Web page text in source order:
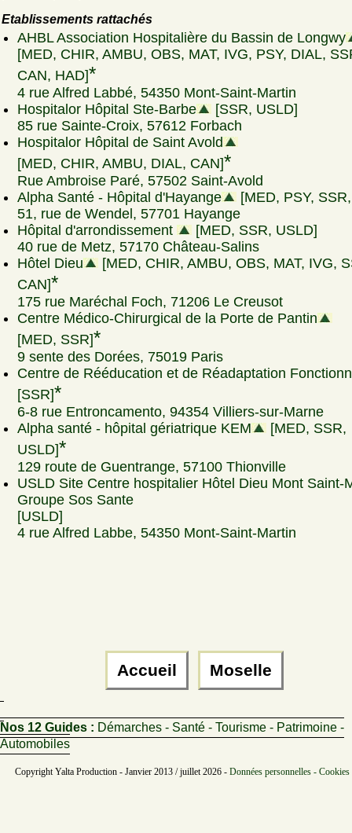
Etablissements rattachés
AHBL Association Hospitalière du Bassin de Longwy
[MED, CHIR, AMBU, OBS, MAT, IVG, PSY, DIAL,
CAN, HAD]*
4 rue Alfred Labbé, 54350 Mont-Saint-Martin
Hospitalor Hôpital Ste-Barbe
[SSR, USLD]
85 rue Sainte-Croix, 57612 Forbach
Hospitalor Hôpital de Saint Avold
[MED, CHIR, AMBU, DIAL, CAN]*
Rue Ambroise Paré, 57502 Saint-Avold
Alpha Santé - Hôpital d'Hayange
[MED, PSY,
51, rue de Wendel, 57701 Hayange
Hôpital d'arrondissement
[MED, SSR, USLD]
40 rue de Metz, 57170 Château-Salins
Hôtel Dieu
[MED, CHIR, AMBU, OBS, MAT, IVG,
CAN]*
175 rue Maréchal Foch, 71206 Le Creusot
Centre Médico-Chirurgical de la Porte de Pantin
[MED, SSR]*
9 sente des Dorées, 75019 Paris
Centre de Rééducation et de Réadaptation
[SSR]*
6-8 rue Entroncamento, 94354 Villiers-sur-Marne
Alpha santé - hôpital gériatrique KEM
[MED, SSR,
USLD]*
129 route de Guentrange, 57100 Thionville
USLD Site Centre hospitalier Hôtel Dieu Mont Saint-
Groupe Sos Sante
[USLD]
4 rue Alfred Labbe, 54350 Mont-Saint-Martin
Accueil Moselle
Nos 12 Guides : Démarches - Santé - Tourisme - Patrimoine -
Automobiles
Copyright Yalta Production - Janvier 2013 / juillet 2026 - Données personnelles -